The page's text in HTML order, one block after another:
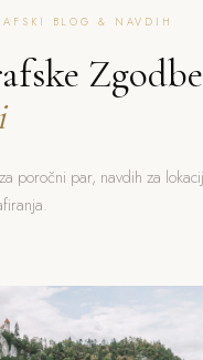
BLOG & NAVDIH
poročni par, navdih za